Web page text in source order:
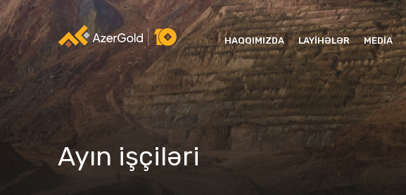
HAQQIMIZDA LAYIHƏLƏR MEDIA
Ayın işçiləri